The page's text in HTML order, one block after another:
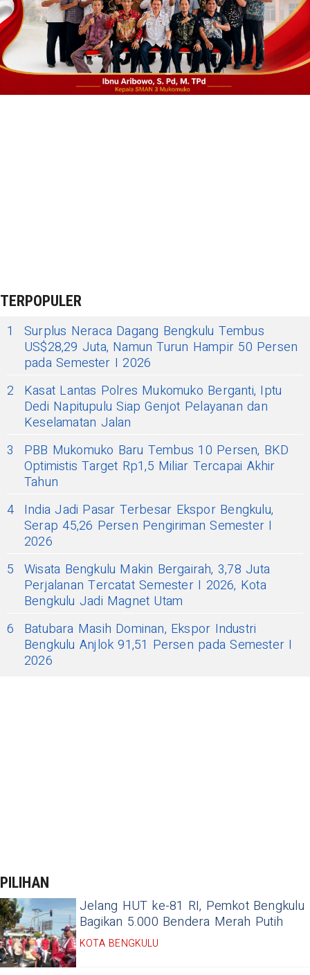
TERPOPULER
1
Surplus Neraca Dagang Bengkulu Tembus
US$28,29 Juta, Namun Turun Hampir 50 Persen
pada Semester I 2026
2
Kasat Lantas Polres Mukomuko Berganti, Iptu
Dedi Napitupulu Siap Genjot Pelayanan dan
Keselamatan Jalan
3
PBB Mukomuko Baru Tembus 10 Persen, BKD
Optimistis Target Rp1,5 Miliar Tercapai Akhir
Tahun
4 India Jadi Pasar Terbesar Ekspor Bengkulu,
Serap 45,26 Persen Pengiriman Semester I
2026
5 Wisata Bengkulu Makin Bergairah, 3,78 Juta
Perjalanan Tercatat Semester I 2026, Kota
Bengkulu Jadi Magnet Utam
6
Batubara Masih Dominan, Ekspor Industri
Bengkulu Anjlok 91,51 Persen pada Semester I
2026
PILIHAN
Jelang HUT ke-81 RI, Pemkot Bengkulu
Bagikan 5.000 Bendera Merah Putih
KOTA BENGKULU